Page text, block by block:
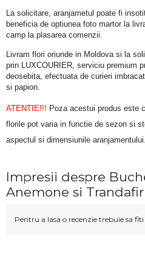
La solicitare, aranjametul poate fi
beneficia de optiunea foto martor la
camp la plasarea comenzii.
Livram flori oriunde in Moldova si la
prin LUXCOURIER, serviciu premium
deosebita, efectuata de curieri
si papion.
ATENTIE!!! Poza acestui produs este
florile pot varia in functie de sezon si
aspectul si dimensiunile aranjamentului.
Impresii despre
Anemone si
Pentru a lasa o recenzie trebuie sa